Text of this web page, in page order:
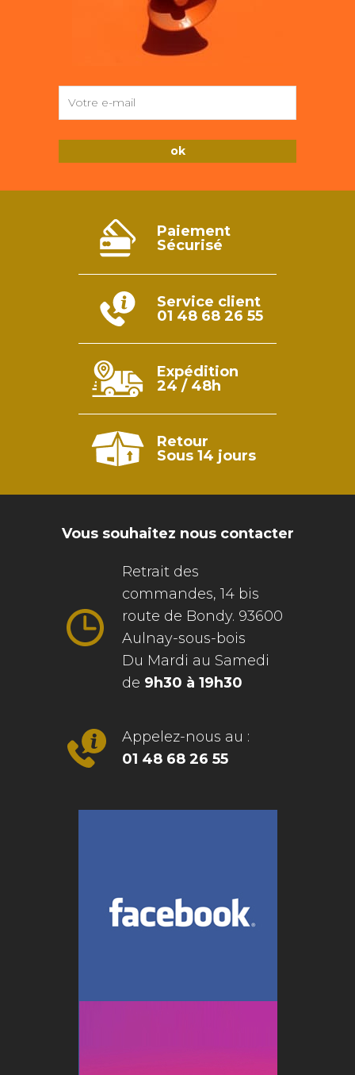
Paiement
Sécurisé
Service client
01 48 68 26 55
Expédition
24 / 48h
Retour
Sous 14 jours
Vous souhaitez nous contacter
Retrait des
commandes, 14 bis
route de Bondy. 93600
Aulnay-sous-bois
Du Mardi au Samedi
de 9h30 à 19h30
Appelez-nous au :
01 48 68 26 55